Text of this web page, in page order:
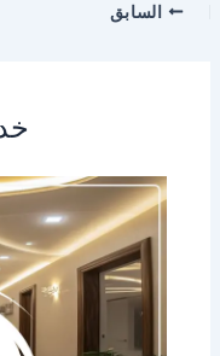
السابق